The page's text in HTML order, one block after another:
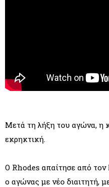
Μετά τη λήξη του αγώνα, η
εκρηκτική.
Ο Rhodes απαίτησε από
ο αγώνας με νέο διαιτητή,